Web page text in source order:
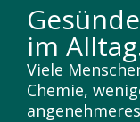
im
Viele
Chemie,